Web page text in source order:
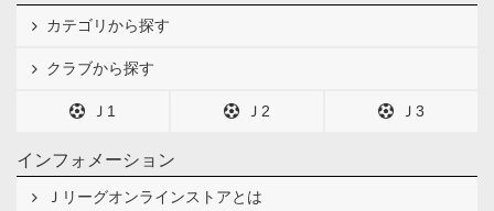
カテゴリから探す
クラブから探す
Ｊ1 Ｊ2 Ｊ3
インフォメーション
Ｊリーグオンラインストアとは